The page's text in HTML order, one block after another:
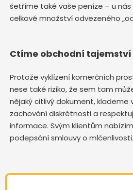
šetříme také vaše peníze – u
celkové množství odvezeného
Ctíme obchodní tajemství
Protože vyklízení komerčních
nese také riziko, že sem tam
nějaký citlivý dokument, klademe
zachování diskrétnosti a
informace. Svým klientům
podepsání smlouvy o mlčenlivosti.